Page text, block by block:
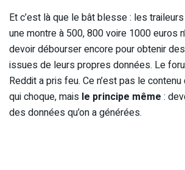
Et c’est là que le bât blesse : les
une montre à 500, 800 voire 1000 euros
devoir débourser encore pour obtenir
issues de leurs propres données. Le
Reddit a pris feu. Ce n’est pas le contenu
qui choque, mais le principe même :
des données qu’on a générées.